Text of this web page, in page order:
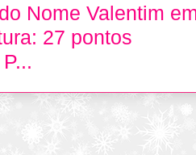
Nome Valentim
27 pontos